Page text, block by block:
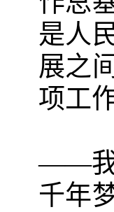
是人
展之
项工
——我
千年